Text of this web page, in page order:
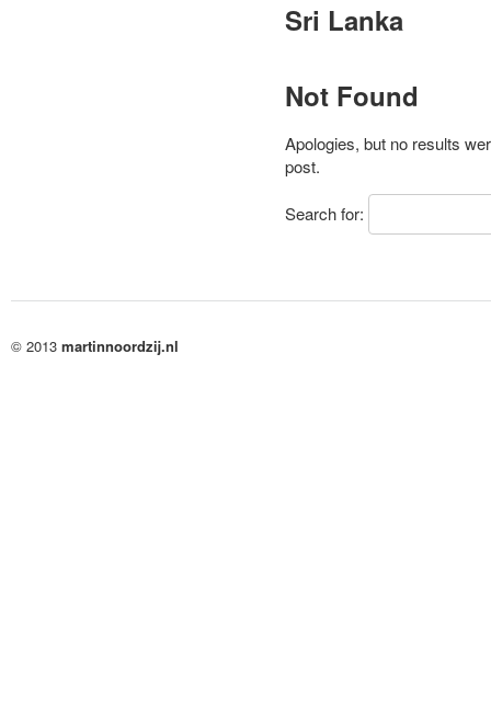
Sri Lanka
Not Found
Apologies, but no results
post.
Search for:
© 2013 martinnoordzij.nl